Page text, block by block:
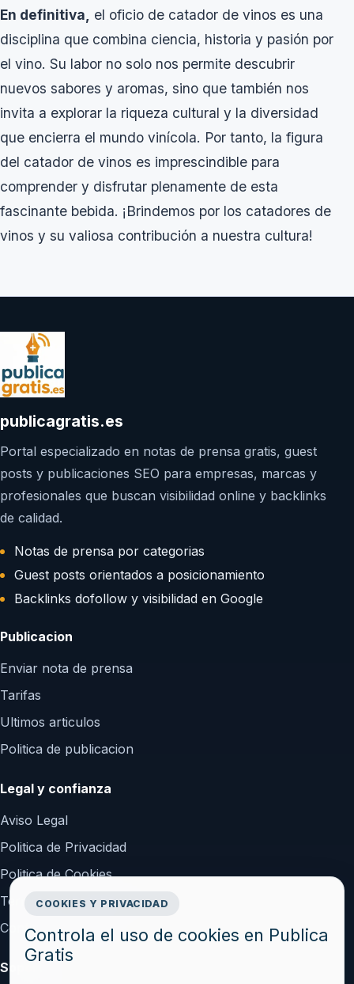
En definitiva, el oficio de catador de vinos es una
disciplina que combina ciencia, historia y pasión por
el vino. Su labor no solo nos permite descubrir
nuevos sabores y aromas, sino que también nos
invita a explorar la riqueza cultural y la diversidad
que encierra el mundo vinícola. Por tanto, la figura
del catador de vinos es imprescindible para
comprender y disfrutar plenamente de esta
fascinante bebida. ¡Brindemos por los catadores de
vinos y su valiosa contribución a nuestra cultura!
publicagratis.es
Portal especializado en notas de prensa gratis, guest
posts y publicaciones SEO para empresas, marcas y
profesionales que buscan visibilidad online y backlinks
de calidad.
Notas de prensa por categorias
Guest posts orientados a posicionamiento
Backlinks dofollow y visibilidad en Google
Publicacion
Enviar nota de prensa
Tarifas
Ultimos articulos
Politica de publicacion
Legal y confianza
Aviso Legal
Politica de Privacidad
Politica de Cookies
Terminos y Condiciones
Configurar cookies
Soporte
COOKIES Y PRIVACIDAD
Controla el uso de cookies en Publica
Gratis